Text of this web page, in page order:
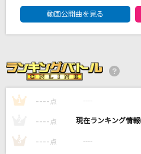
ライラック
中西保志
真・運命
M!LK (曽野舜太・山中柔太朗)
Into the Sky
DAM★ともボーカルエ
動画公開曲を見る
1 ---- 点 ----
---- 点 ----
3 ---- 点 ----